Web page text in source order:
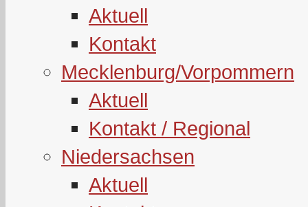
Aktuell
Kontakt
Mecklenburg/Vorpommern
Aktuell
Kontakt / Regional
Niedersachsen
Aktuell